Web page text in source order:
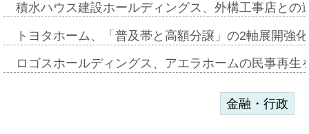
積水ハウス建設ホールディングス、外構工事店と
トヨタホーム、「普及帯と高額分譲」の2軸展開強
ロゴスホールディングス、アエラホームの民事再
金融・行政